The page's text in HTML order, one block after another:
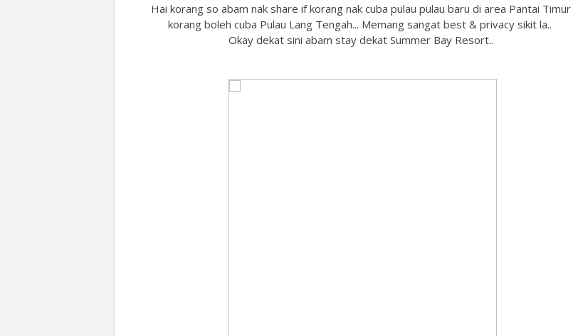
Hai korang so abam nak share if korang nak cuba pulau pulau baru di area Pantai Timur
korang boleh cuba Pulau Lang Tengah... Memang sangat best & privacy sikit la..
Okay dekat sini abam stay dekat Summer Bay Resort..